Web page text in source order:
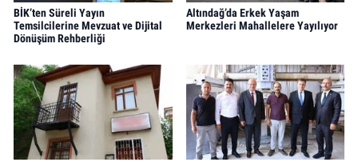
BİK’ten Süreli Yayın
Temsilcilerine Mevzuat ve Dijital
Dönüşüm Rehberliği
Altındağ’da Erkek Yaşam
Merkezleri Mahallelere Yayılıyor